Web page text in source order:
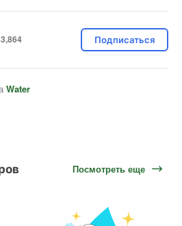
Подписаться
Water
Посмотреть еще